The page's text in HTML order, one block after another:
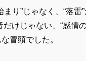
まり”じゃなく、“落雷
だけじゃない、“感情
冒頭でした。